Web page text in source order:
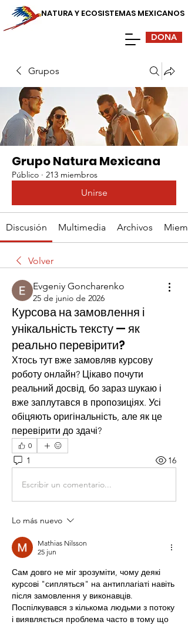
NATURA Y ECOSISTEMAS MEXICANOS
DONA
Grupos
Grupo Natura Mexicana
Público · 213 miembros
Unirse
Discusión Multimedia Archivos
Volver
Evgeniy Goncharenko
25 de junio de 2026
Курсова на замовлення і
унікальність тексту — як
реально перевірити?
Хтось тут вже замовляв курсову
роботу онлайн? Цікаво почути
реальний досвід, бо зараз шукаю і
вже заплутався в пропозиціях. Усі
обіцяють оригінальність, але як це
перевірити до здачі?
0
1 16
Escribir un comentario...
Lo más nuevo
Mathias Nilsson
25 jun
Сам довго не міг зрозуміти, чому деякі
курсові "сипляться" на антиплагіаті навіть
після замовлення у виконавців.
Поспілкувався з кількома людьми з потоку
і виявляється проблема часто в тому що